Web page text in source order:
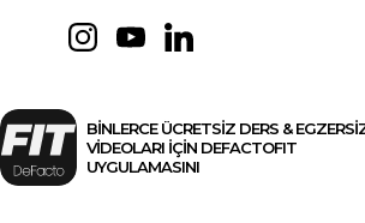
BİNLERCE ÜCRETSİZ DERS &
VİDEOLARI İÇİN DEFACTOFIT
UYGULAMASINI